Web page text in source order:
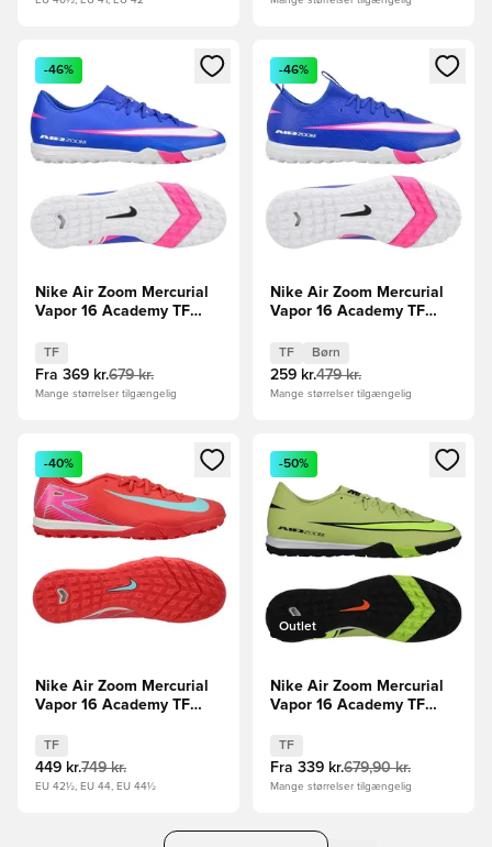
Åbner en Modal til at logge ind eller tilmelde dig som
-46%
Nike Air Zoom Mercurial
Vapor 16 Academy TF
TF
Fra 369 kr.679 kr.
Mange størrelser tilgængelig
Åbner en Modal til at logge
-46%
Nike Air Zoom Mercurial
Vapor 16 Academy TF
TF Børn
259 kr.479 kr.
Mange størrelser tilgængelig
Åbner en Modal til at logge ind eller tilmelde dig som
-40%
Nike Air Zoom Mercurial
Vapor 16 Academy TF
TF
449 kr.749 kr.
EU 42½, EU 44, EU 44½
Åbner en Modal til at logge
Outlet
-50%
Nike Air Zoom Mercurial
Vapor 16 Academy TF
Grøn/Neon/Orange
TF
Fra 339 kr.679,90 kr.
Mange størrelser tilgængelig